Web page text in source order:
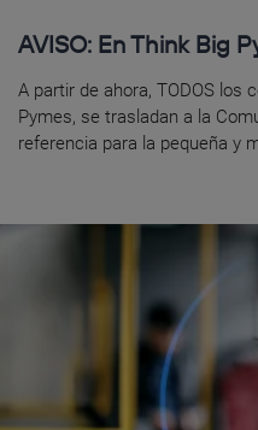
AVISO: En Think Big
A partir de ahora, TODOS los
Pymes, se trasladan a la
referencia para la pequeña y